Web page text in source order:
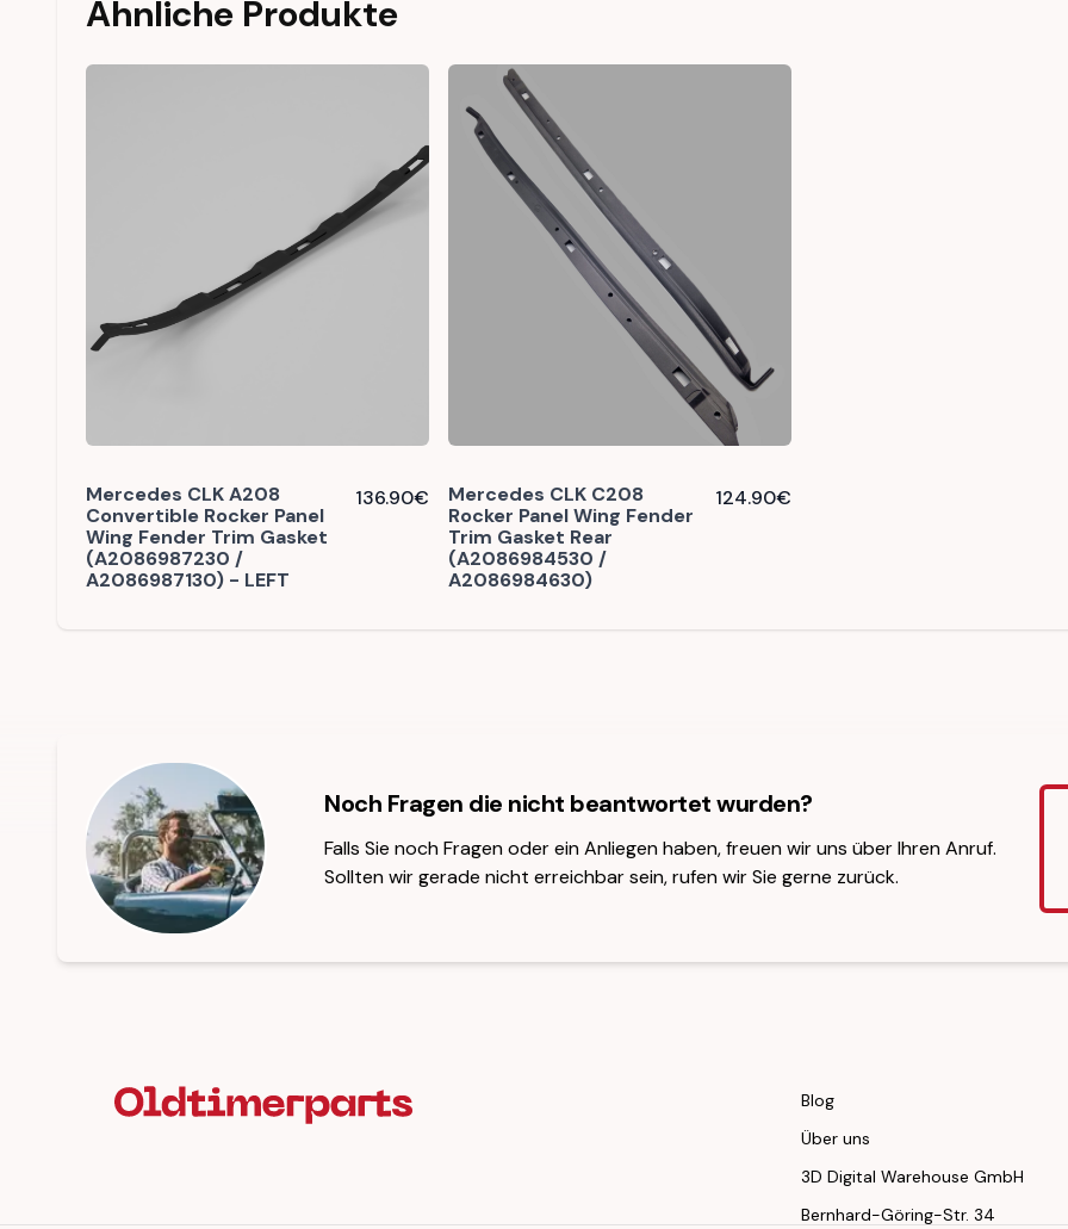
Ähnliche Produkte
Mercedes CLK A208
Convertible Rocker Panel
Wing Fender Trim Gasket
(A2086987230 /
A2086987130) - LEFT
136.90€
Mercedes CLK C208
Rocker Panel Wing Fender
Trim Gasket Rear
(A2086984530 /
A2086984630)
124.90€
Noch Fragen die nicht beantwortet wurden?
Falls Sie noch Fragen oder ein Anliegen haben, freuen wir uns über Ihren Anruf.
Sollten wir gerade nicht erreichbar sein, rufen wir Sie gerne zurück.
Blog
Über uns
3D Digital Warehouse GmbH
Bernhard-Göring-Str. 34